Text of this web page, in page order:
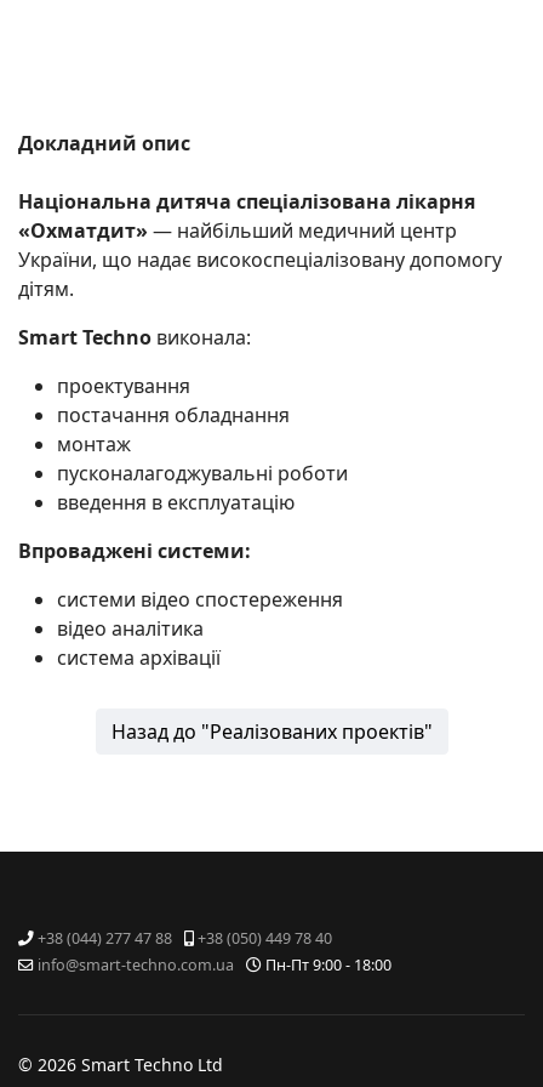
Докладний опис
Національна дитяча спеціалізована лікарня
«Охматдит» — найбільший медичний центр
України, що надає високоспеціалізовану допомогу
дітям.
Smart Techno виконала:
проектування
постачання обладнання
монтаж
пусконалагоджувальні роботи
введення в експлуатацію
Впроваджені системи:
системи відео спостереження
відео аналітика
система архівації
Назад до "Реалізованих проектів"
+38 (044) 277 47 88
+38 (050) 449 78 40
info@smart-techno.com.ua
Пн-Пт 9:00 - 18:00
© 2026 Smart Techno Ltd